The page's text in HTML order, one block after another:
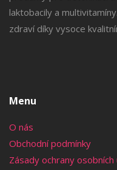
laktobacily a
zdraví díky vysoce
Menu
O nás
Obchodní podmínky
Zásady ochrany osobních